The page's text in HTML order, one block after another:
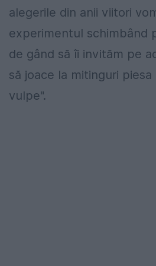
alegerile din anii viitori
experimentul schimbând
de gând să îi invităm pe
să joace la mitinguri
vulpe".